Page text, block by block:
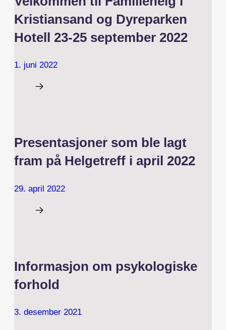
Kristiansand og Dyreparken
Hotell 23-25 september 2022
1. juni 2022
Presentasjoner som ble lagt
fram på Helgetreff i april 2022
29. april 2022
Informasjon om psykologiske
forhold
3. desember 2021